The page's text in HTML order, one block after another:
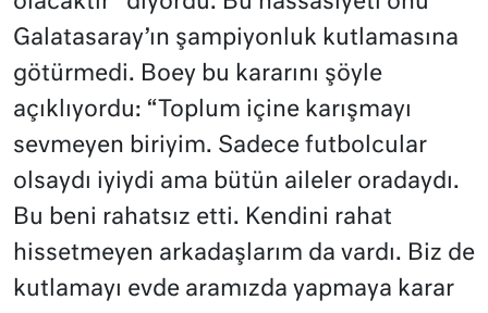
Galatasaray’ın şampiyonluk kutlamasına
götürmedi. Boey bu kararını şöyle
açıklıyordu: “Toplum içine karışmayı
sevmeyen biriyim. Sadece futbolcular
olsaydı iyiydi ama bütün aileler oradaydı.
Bu beni rahatsız etti. Kendini rahat
hissetmeyen arkadaşlarım da vardı. Biz de
kutlamayı evde aramızda yapmaya karar